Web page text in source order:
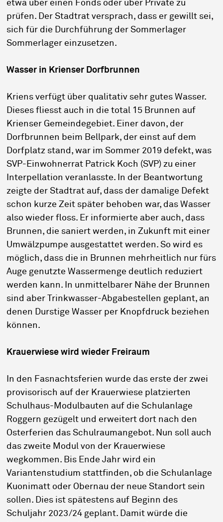
etwa über einen Fonds oder über Private zu
prüfen. Der Stadtrat versprach, dass er gewillt sei,
sich für die Durchführung der Sommerlager
Sommerlager einzusetzen.
Wasser in Krienser Dorfbrunnen
Kriens verfügt über qualitativ sehr gutes Wasser.
Dieses fliesst auch in die total 15 Brunnen auf
Krienser Gemeindegebiet. Einer davon, der
Dorfbrunnen beim Bellpark, der einst auf dem
Dorfplatz stand, war im Sommer 2019 defekt, was
SVP-Einwohnerrat Patrick Koch (SVP) zu einer
Interpellation veranlasste. In der Beantwortung
zeigte der Stadtrat auf, dass der damalige Defekt
schon kurze Zeit später behoben war, das Wasser
also wieder floss. Er informierte aber auch, dass
Brunnen, die saniert werden, in Zukunft mit einer
Umwälzpumpe ausgestattet werden. So wird es
möglich, dass die in Brunnen mehrheitlich nur fürs
Auge genutzte Wassermenge deutlich reduziert
werden kann. In unmittelbarer Nähe der Brunnen
sind aber Trinkwasser-Abgabestellen geplant, an
denen Durstige Wasser per Knopfdruck beziehen
können.
Krauerwiese wird wieder Freiraum
In den Fasnachtsferien wurde das erste der zwei
provisorisch auf der Krauerwiese platzierten
Schulhaus-Modulbauten auf die Schulanlage
Roggern gezügelt und erweitert dort nach den
Osterferien das Schulraumangebot. Nun soll auch
das zweite Modul von der Krauerwiese
wegkommen. Bis Ende Jahr wird ein
Variantenstudium stattfinden, ob die Schulanlage
Kuonimatt oder Obernau der neue Standort sein
sollen. Dies ist spätestens auf Beginn des
Schuljahr 2023/24 geplant. Damit würde die